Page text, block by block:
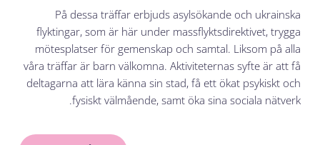
På dessa träffar erbjuds asylsökande och ukrainska
flyktingar, som är här under massflyktsdirektivet, trygga
mötesplatser för gemenskap och samtal. Liksom på alla
våra träffar är barn välkomna. Aktiviteternas syfte är att få
deltagarna att lära känna sin stad, få ett ökat psykiskt och
fysiskt välmående, samt öka sina sociala nätverk.